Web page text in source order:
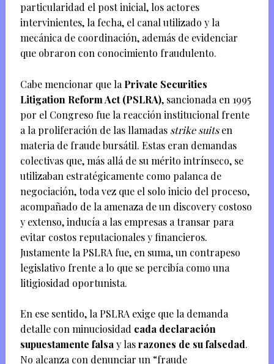
particularidad el post inicial, los actores
intervinientes, la fecha, el canal utilizado y la
mecánica de coordinación, además de evidenciar
que obraron con conocimiento fraudulento.
Cabe mencionar que la Private Securities
Litigation Reform Act (PSLRA), sancionada en 1995
por el Congreso fue la reacción institucional frente
a la proliferación de las llamadas strike suitsen
materia de fraude bursátil. Estas eran demandas
colectivas que, más allá de su mérito intrínseco, se
utilizaban estratégicamente como palanca de
negociación, toda vez que el solo inicio del proceso,
acompañado de la amenaza de un discovery costoso
y extenso, inducía a las empresas a transar para
evitar costos reputacionales y financieros.
Justamente la PSLRA fue, en suma, un contrapeso
legislativo frente a lo que se percibía como una
litigiosidad oportunista.
En ese sentido, la PSLRA exige que la demanda
detalle con minuciosidad cada declaración
supuestamente falsay lasrazones de su falsedad.
No alcanza con denunciar un “fraude